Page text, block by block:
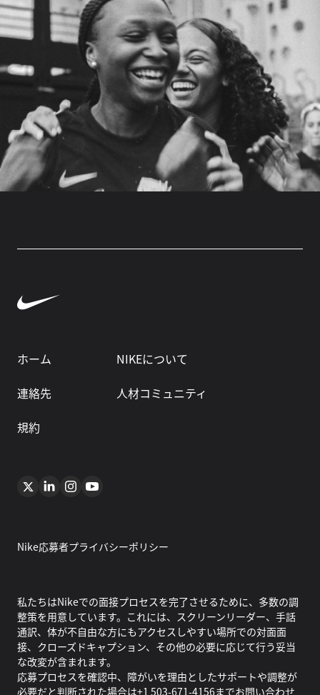
ホーム
NIKEについて
連絡先
人材コミュニティ
規約
Nike応募者プライバシーポリシー
私たちはNikeでの面接プロセスを完了させるために、多数の調
整策を用意しています。これには、スクリーンリーダー、手話
通訳、体が不自由な方にもアクセスしやすい場所での対面面
接、クローズドキャプション、その他の必要に応じて行う妥当
な改変が含まれます。
応募プロセスを確認中、障がいを理由としたサポートや調整が
必要だと判断された場合は+1 503-671-4156までお問い合わせ